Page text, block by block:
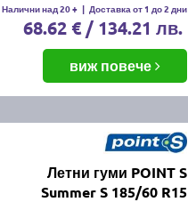
Налични над 20 + | Доставка от 1 до 2 дни
68.62 € / 134.21 лв.
виж повече
Летни гуми POINT S
Summer S 185/60 R15